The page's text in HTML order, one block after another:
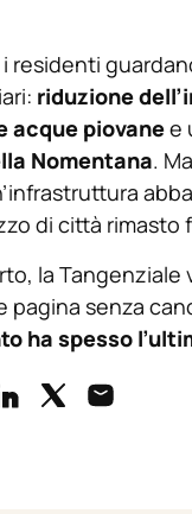
residenti
riduzione
acque piovanee
Nomentana.
di città rimasto
la
pagina senza
ha spesso